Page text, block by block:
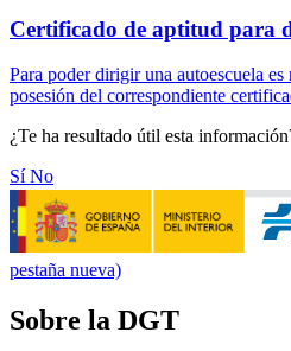
Certificado de aptitud para
Para poder dirigir una autoescuela
posesión del correspondiente
¿Te ha resultado útil esta
Sí No
pestaña nueva)
Sobre la DGT